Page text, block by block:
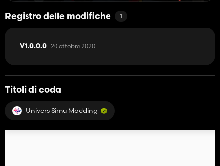
Registro delle modifiche 1
V1.0.0.0 20 ottobre 2020
Titoli di coda
Univers Simu Modding